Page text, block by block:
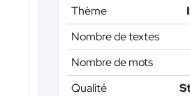
Thème
Nombre de textes
Nombre de mots
Qualité